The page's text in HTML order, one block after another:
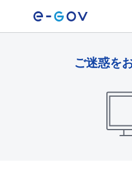
ご迷惑を